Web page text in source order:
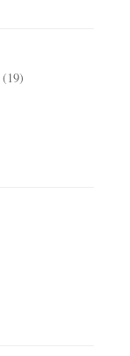
(19)